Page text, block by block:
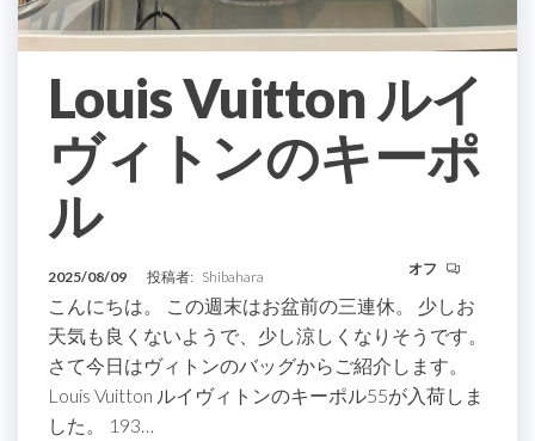
Louis Vuitton ルイ
ヴィトンのキーポ
ル
2025/08/09 投稿者: Shibahara オフ
こんにちは。 この週末はお盆前の三連休。 少しお
天気も良くないようで、少し涼しくなりそうです。
さて今日はヴィトンのバッグからご紹介します。
Louis Vuitton ルイヴィトンのキーポル55が入荷しま
した。 193…